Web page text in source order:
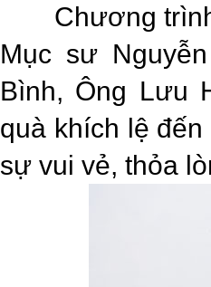
Chương
Mục sư
Bình, Ông Lưu
quà khích lệ
sự vui vẻ, thỏa